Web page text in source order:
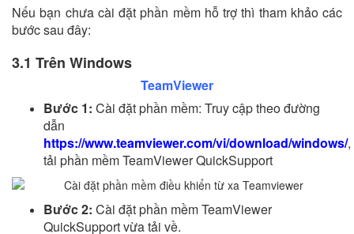
Nếu bạn chưa cài đặt phần mềm hỗ trợ thì tham khảo các
bước sau đây:
3.1 Trên Windows
TeamViewer
Bước 1: Cài đặt phần mềm: Truy cập theo đường
dẫn
https://www.teamviewer.com/vi/download/windows/,
tải phần mềm TeamViewer QuickSupport
Bước 2: Cài đặt phần mềm TeamViewer
QuickSupport vừa tải về.